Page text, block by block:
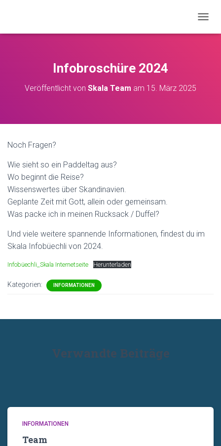
A
Infobroschüre 2024
Veröffentlicht von Skala Team am 15. März 2025
Noch Fragen?
Wie sieht so ein Paddeltag aus?
Wo beginnt die Reise?
Wissenswertes über Skandinavien.
Geplante Zeit mit Gott, allein oder gemeinsam.
Was packe ich in meinen Rucksack / Duffel?
Und viele weitere spannende Informationen, findest du im
Skala Infobüechli von 2024.
Infobüechli_Skala Internetseite Herunterladen
Kategorien: INFORMATIONEN
Verwandte Beiträge
INFORMATIONEN
Team